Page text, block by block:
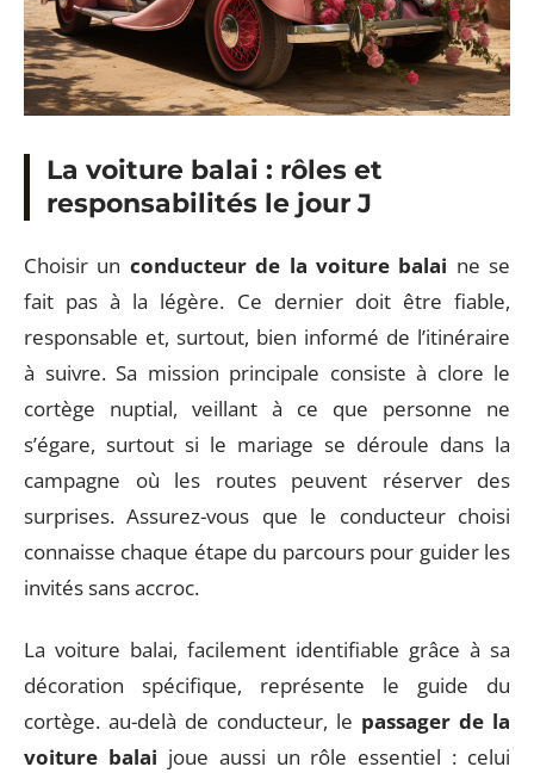
La voiture balai : rôles et
responsabilités le jour J
Choisir un conducteur de la voiture balai ne se
fait pas à la légère. Ce dernier doit être fiable,
responsable et, surtout, bien informé de l’itinéraire
à suivre. Sa mission principale consiste à clore le
cortège nuptial, veillant à ce que personne ne
s’égare, surtout si le mariage se déroule dans la
campagne où les routes peuvent réserver des
surprises. Assurez-vous que le conducteur choisi
connaisse chaque étape du parcours pour guider les
invités sans accroc.
La voiture balai, facilement identifiable grâce à sa
décoration spécifique, représente le guide du
cortège. au-delà de conducteur, le passager de la
voiture balai joue aussi un rôle essentiel : celui